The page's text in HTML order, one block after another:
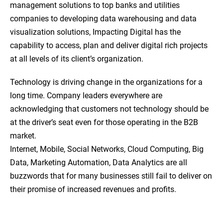
management solutions to top banks and utilities
companies to developing data warehousing and data
visualization solutions, Impacting Digital has the
capability to access, plan and deliver digital rich projects
at all levels of its client’s organization.
Technology is driving change in the organizations for a
long time. Company leaders everywhere are
acknowledging that customers not technology should be
at the driver’s seat even for those operating in the B2B
market.
Internet, Mobile, Social Networks, Cloud Computing, Big
Data, Marketing Automation, Data Analytics are all
buzzwords that for many businesses still fail to deliver on
their promise of increased revenues and profits.